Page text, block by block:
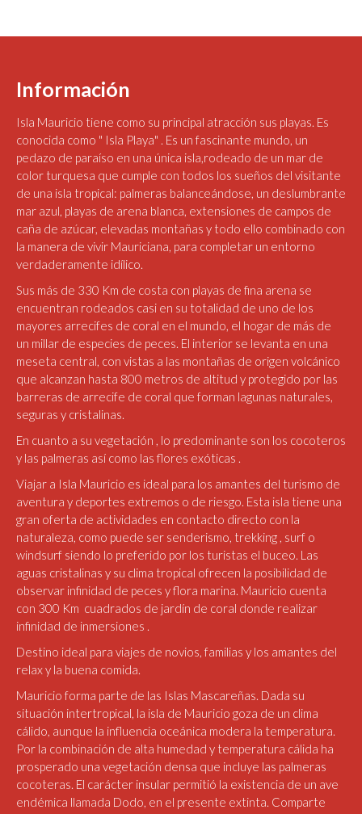
Información
Isla Mauricio tiene como su principal atracción sus playas. Es
conocida como " Isla Playa" . Es un fascinante mundo, un
pedazo de paraíso en una única isla,rodeado de un mar de
color turquesa que cumple con todos los sueños del visitante
de una isla tropical: palmeras balanceándose, un deslumbrante
mar azul, playas de arena blanca, extensiones de campos de
caña de azúcar, elevadas montañas y todo ello combinado con
la manera de vivir Mauriciana, para completar un entorno
verdaderamente idílico.
Sus más de 330 Km de costa con playas de fina arena se
encuentran rodeados casi en su totalidad de uno de los
mayores arrecifes de coral en el mundo, el hogar de más de
un millar de especies de peces. El interior se levanta en una
meseta central, con vistas a las montañas de origen volcánico
que alcanzan hasta 800 metros de altitud y protegido por las
barreras de arrecife de coral que forman lagunas naturales,
seguras y cristalinas.
En cuanto a su vegetación , lo predominante son los cocoteros
y las palmeras así como las flores exóticas .
Viajar a Isla Mauricio es ideal para los amantes del turismo de
aventura y deportes extremos o de riesgo. Esta isla tiene una
gran oferta de actividades en contacto directo con la
naturaleza, como puede ser senderismo, trekking , surf o
windsurf siendo lo preferido por los turistas el buceo. Las
aguas cristalinas y su clima tropical ofrecen la posibilidad de
observar infinidad de peces y flora marina. Mauricio cuenta
con 300 Km cuadrados de jardín de coral donde realizar
infinidad de inmersiones .
Destino ideal para viajes de novios, familias y los amantes del
relax y la buena comida.
Mauricio forma parte de las Islas Mascareñas. Dada su
situación intertropical, la isla de Mauricio goza de un clima
cálido, aunque la influencia oceánica modera la temperatura.
Por la combinación de alta humedad y temperatura cálida ha
prosperado una vegetación densa que incluye las palmeras
cocoteras. El carácter insular permitió la existencia de un ave
endémica llamada Dodo, en el presente extinta. Comparte